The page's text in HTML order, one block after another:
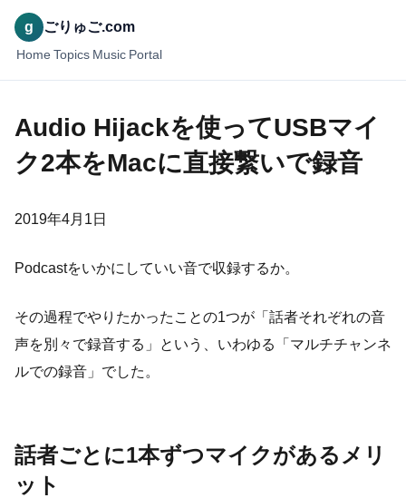
g ごりゅご.com
Home Topics Music Portal
Audio Hijackを使ってUSBマイ
ク2本をMacに直接繋いで録音
2019年4月1日
Podcastをいかにしていい音で収録するか。
その過程でやりたかったことの1つが「話者それぞれの音
声を別々で録音する」という、いわゆる「マルチチャンネ
ルでの録音」でした。
話者ごとに1本ずつマイクがあるメリ
ット